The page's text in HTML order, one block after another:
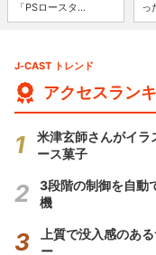
「PSロースタ...
っ
J-CAST トレンド
アクセスラン
米津玄師さんがイラ
ース菓子
3段階の制御を自動
機
上質で没入感のあ
ー